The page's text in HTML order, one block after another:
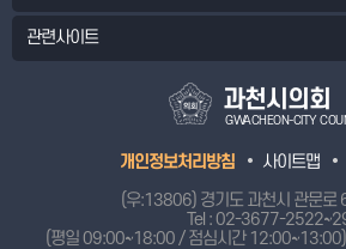
관련사이트
과천시의회
GWACHEON-CITY
개인정보처리방침 사이트맵
(우:13806) 경기도 과천시 관문로
Tel :02-3677-
(평일 09:00~18:00 / 점심시간